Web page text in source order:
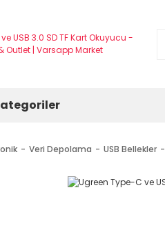
Veri Depolama USB Bellekler